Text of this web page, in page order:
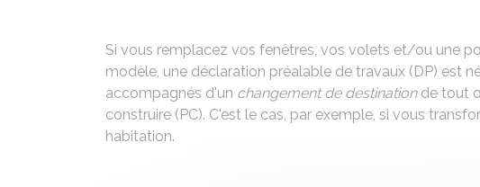
Si vous remplacez vos fenêtres, vos volets et/ou une
modèle, une déclaration préalable de travaux (DP) est
accompagnés d'un changement de destinationde tout
construire (PC). C'est le cas, par exemple, si vous
habitation.